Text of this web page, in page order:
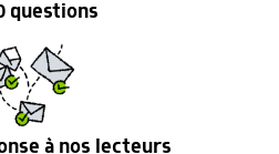
questions
à nos lecteurs